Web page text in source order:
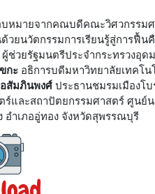
หมายจากคณบดีคณะวิศวกรรมศ
ยนวัตกรรมการเรียนรู้สู่การฟื้
ผู้ช่วยรัฐมนตรีประจำกระทรวงอุ
กะ อธิการบดีมหาวิทยาลัยเทคโ
สัมภินพงศ์ ประธานชมรมเมืองโ
และสถาปัตยกรรมศาสตร์ ศูนย์
ำเภออู่ทอง จังหวัดสุพรรณบุรี